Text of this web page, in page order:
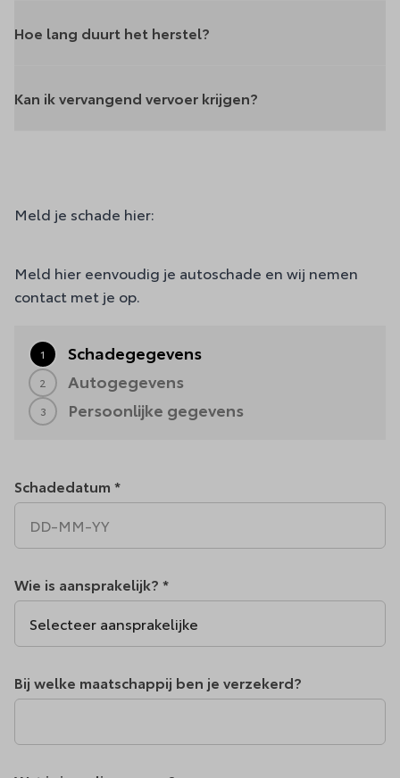
Hoe lang duurt het herstel?
Kan ik vervangend vervoer krijgen?
Meld je schade hier:
Meld hier eenvoudig je autoschade en wij nemen
contact met je op.
Step 1 out of 3
1 Schadegegevens
2 Autogegevens
3 Persoonlijke gegevens
Schadedatum *
Wie is aansprakelijk? *
Bij welke maatschappij ben je verzekerd?